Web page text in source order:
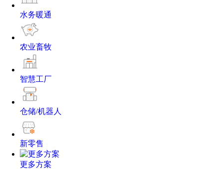
水务暖通
农业畜牧
智慧工厂
仓储/机器人
新零售
更多方案